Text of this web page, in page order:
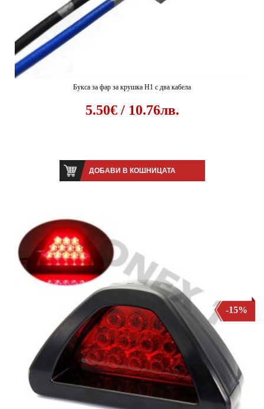
Букса за фар за крушка H1 с два кабела
5.50€ / 10.76лв.
ДОБАВИ В КОШНИЦАТА
-15%